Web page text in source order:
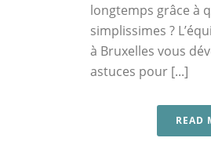
longtemps grâce à
simplissimes ?
à Bruxelles vous
astuces pour [...]
READ